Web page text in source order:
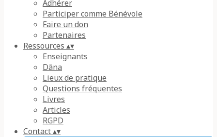
Adhérer
Participer comme Bénévole
Faire un don
Partenaires
Ressources ▴▾
Enseignants
Dāna
Lieux de pratique
Questions fréquentes
Livres
Articles
RGPD
Contact▴▾